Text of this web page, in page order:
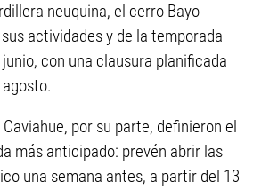
neuquina, el cerro Bayo
actividades y de la temporada
con una clausura planificada
por su parte, definieron el
más anticipado: prevén abrir las
una semana antes, a partir del 13